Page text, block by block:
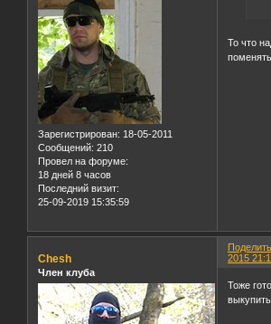
Зарегистрирован: 18-05-2011
Сообщений: 210
Провел на форуме:
18 дней 8 часов
Последний визит:
25-09-2019 15:35:59
То что
2015
Chesh
Член клуба
Тоже
выкупить